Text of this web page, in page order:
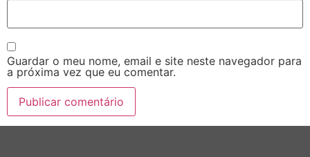
Guardar o meu nome, email e site neste navegador para
a próxima vez que eu comentar.